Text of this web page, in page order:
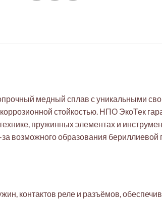
медный сплав с уникальными
стойкостью. НПО ЭкоТек
пружинных элементах и
возможного образования
контактов реле и разъёмов,